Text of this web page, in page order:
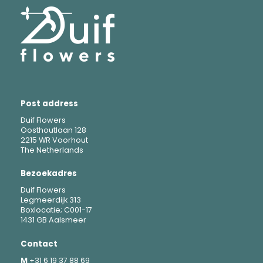
Post address
Duif Flowers
Oosthoutlaan 128
2215 WR Voorhout
The Netherlands
Bezoekadres
Duif Flowers
Legmeerdijk 313
Boxlocatie; C001-17
1431 GB Aalsmeer
Contact
M +31 6 19 37 88 69